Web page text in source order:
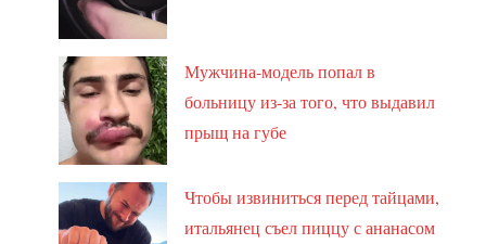
Мужчина-модель попал в
больницу из-за того, что выдавил
прыщ на губе
Чтобы извиниться перед тайцами,
итальянец съел пиццу с ананасом